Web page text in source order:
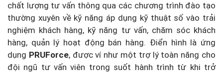
chất lượng tư vấn thông qua các chương trình đào tạo
thường xuyên về kỹ năng áp dụng kỹ thuật số vào trải
nghiệm khách hàng, kỹ năng tư vấn, chăm sóc khách
hàng, quản lý hoạt động bán hàng. Điển hình là ứng
dụng PRUForce, được ví như một trợ lý toàn năng cho
đội ngũ tư vấn viên trong suốt hành trình từ khi trở